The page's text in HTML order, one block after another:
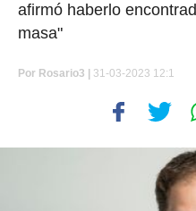
afirmó haberlo
masa"
Por Rosario3 | 31-03-2023 12:1